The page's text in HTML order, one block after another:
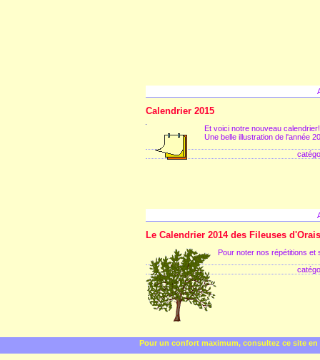
Calendrier 2015
Et voici notre nouveau
Une belle illustration de l'année
Le Calendrier 2014 des Fileuses
Pour noter nos répétitions et
Pour un confort maximum, consultez ce site